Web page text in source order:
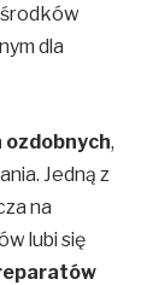
dla
ozdobnych,
Jedną z
na
lubi się